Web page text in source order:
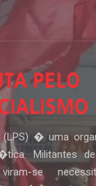
(LPS) � uma
Militantes
se